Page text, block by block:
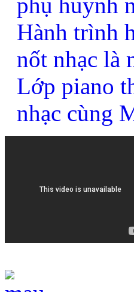
Hành trình
nốt nhạc là
Lớp piano
nhạc cùng